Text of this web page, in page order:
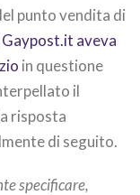
punto vendita di
Gaypost.it aveva
in questione
il
risposta
di seguito.
specificare,